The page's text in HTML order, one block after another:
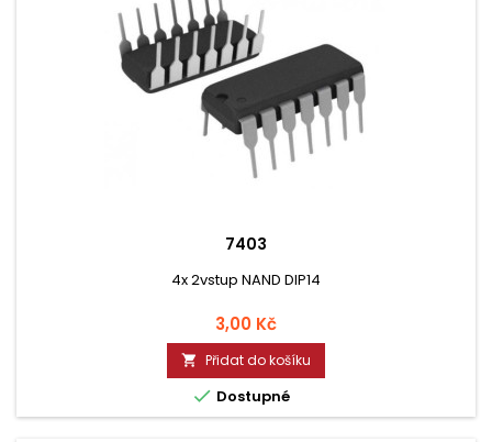
7403
4x 2vstup NAND DIP14
Cena
3,00 Kč
 Přidat do košíku
 Dostupné